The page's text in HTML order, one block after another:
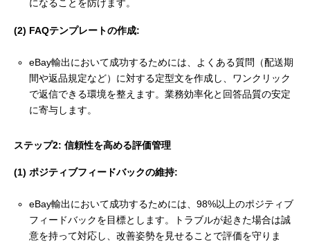
になることを防げます。
(2) FAQテンプレートの作成:
eBay輸出において成功するためには、よくある質問（配送期
間や返品規定など）に対する定型文を作成し、ワンクリック
で返信できる環境を整えます。業務効率化と回答品質の安定
に寄与します。
ステップ2: 信頼性を高める評価管理
(1) ポジティブフィードバックの維持:
eBay輸出において成功するためには、98%以上のポジティブ
フィードバックを目標とします。トラブルが起きた場合は誠
意を持って対応し、改善姿勢を見せることで評価を守りま